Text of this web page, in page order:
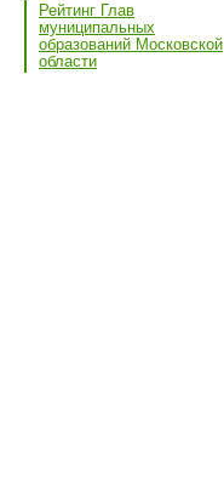
Рейтинг Глав
муниципальных
образований Московской
области